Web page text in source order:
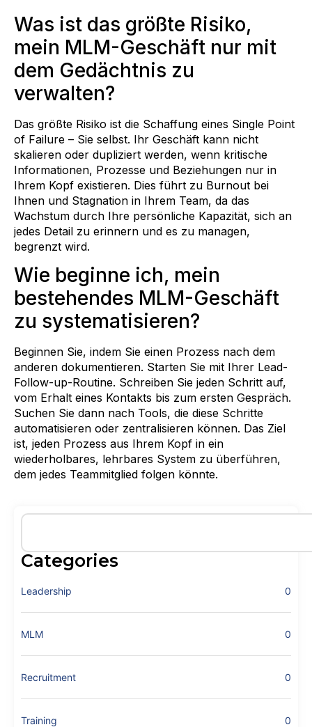
Categories
Leadership 0
MLM 0
Recruitment 0
Training 0
Was ist das größte Risiko,
mein MLM-Geschäft nur mit
dem Gedächtnis zu
verwalten?
Das größte Risiko ist die Schaffung eines Single Point
of Failure – Sie selbst. Ihr Geschäft kann nicht
skalieren oder dupliziert werden, wenn kritische
Informationen, Prozesse und Beziehungen nur in
Ihrem Kopf existieren. Dies führt zu Burnout bei
Ihnen und Stagnation in Ihrem Team, da das
Wachstum durch Ihre persönliche Kapazität, sich an
jedes Detail zu erinnern und es zu managen,
begrenzt wird.
Wie beginne ich, mein
bestehendes MLM-Geschäft
zu systematisieren?
Beginnen Sie, indem Sie einen Prozess nach dem
anderen dokumentieren. Starten Sie mit Ihrer Lead-
Follow-up-Routine. Schreiben Sie jeden Schritt auf,
vom Erhalt eines Kontakts bis zum ersten Gespräch.
Suchen Sie dann nach Tools, die diese Schritte
automatisieren oder zentralisieren können. Das Ziel
ist, jeden Prozess aus Ihrem Kopf in ein
wiederholbares, lehrbares System zu überführen,
dem jedes Teammitglied folgen könnte.